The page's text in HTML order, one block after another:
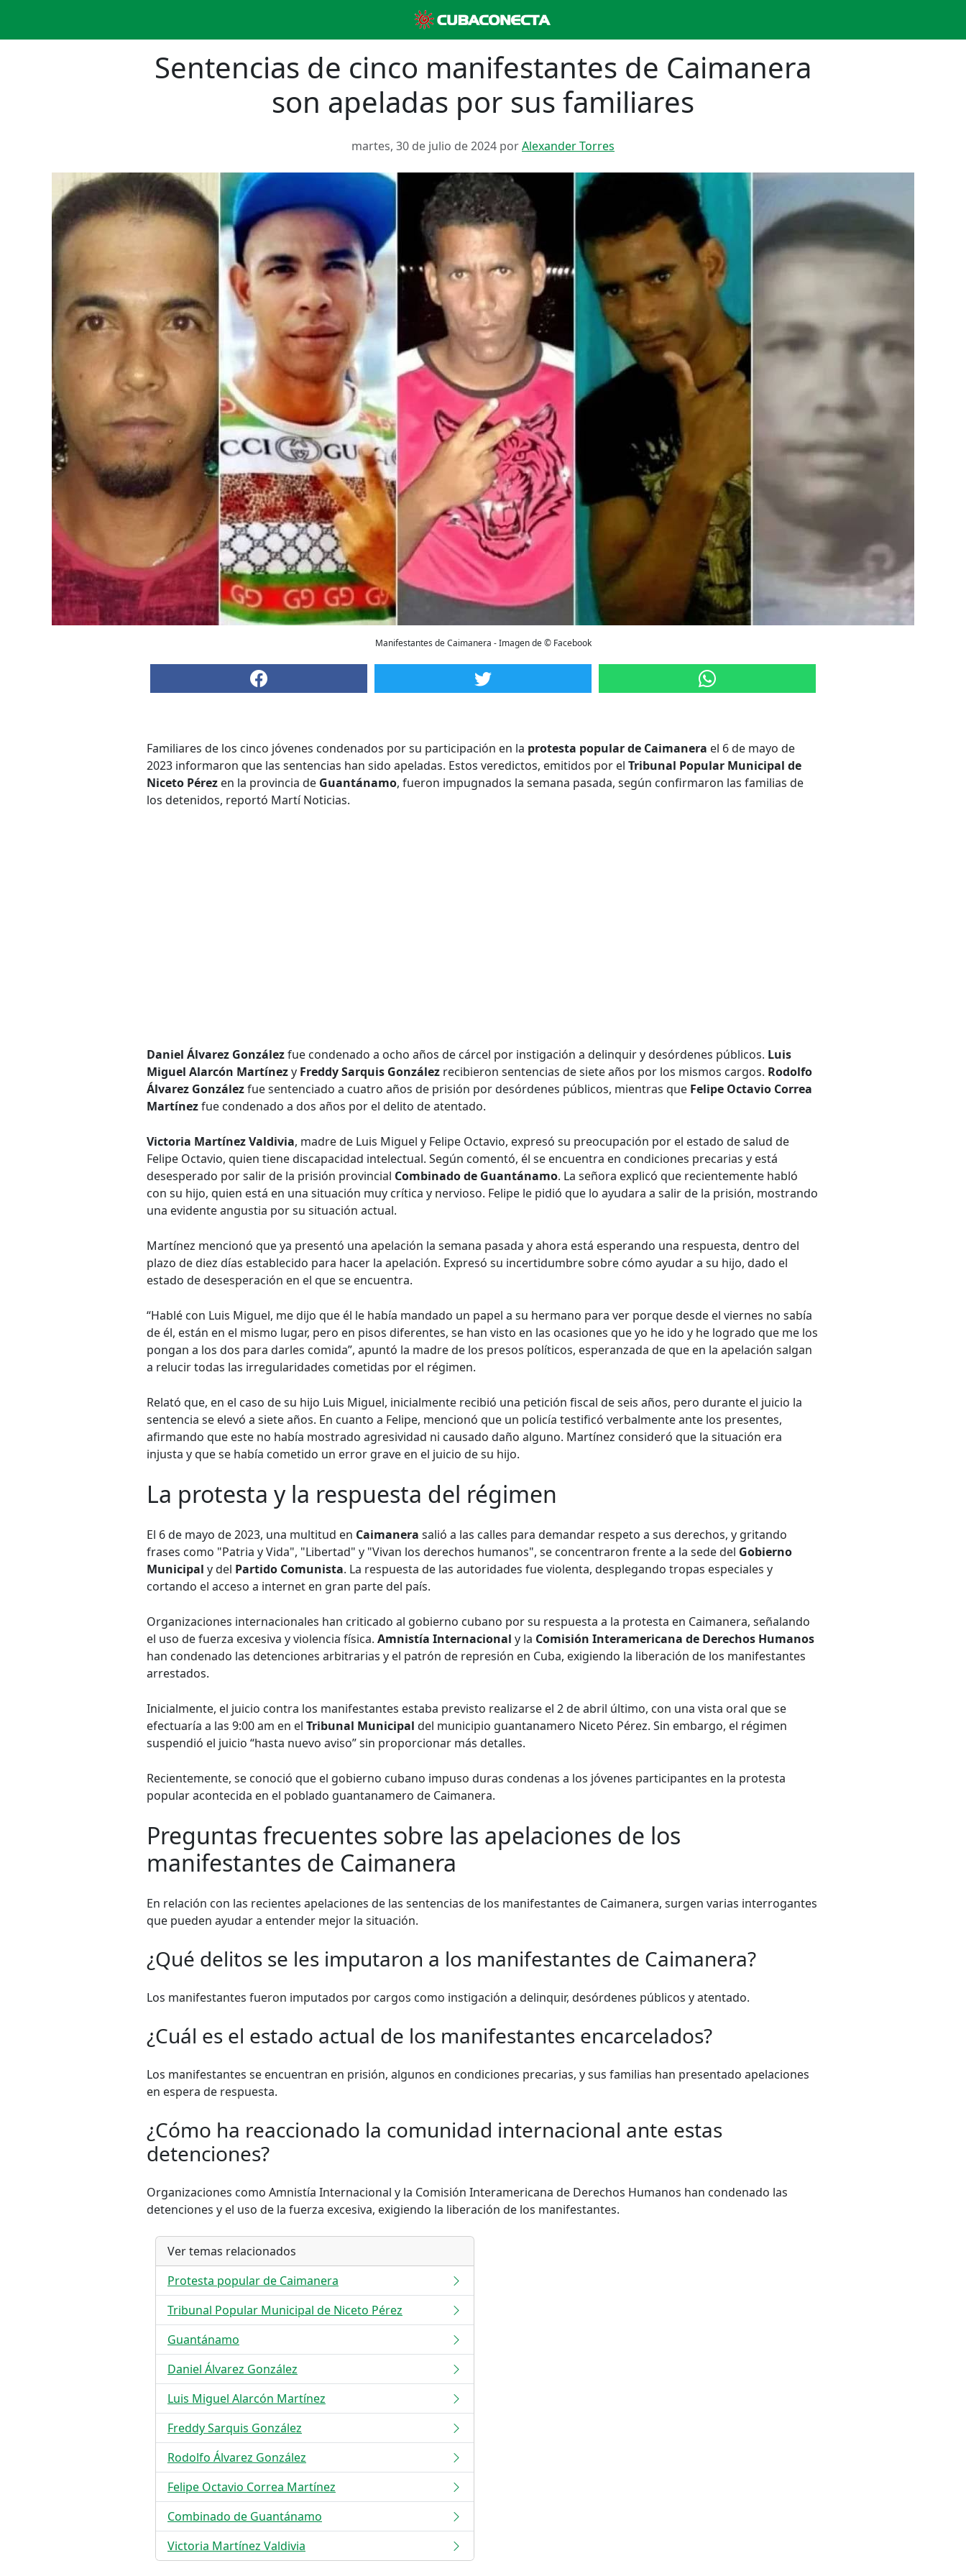
Sentencias de cinco manifestantes de Caimanera
son apeladas por sus familiares
martes, 30 de julio de 2024 porAlexander Torres
Manifestantes de Caimanera - Imagen de © Facebook
Familiares de los cinco jóvenes condenados por su participación en la protesta popular de Caimanera el 6 de mayo de
2023 informaron que las sentencias han sido apeladas. Estos veredictos, emitidos por el Tribunal Popular Municipal de
Niceto Pérez en la provincia de Guantánamo, fueron impugnados la semana pasada, según confirmaron las familias de
los detenidos, reportó Martí Noticias.
Daniel Álvarez Gonzálezfue condenado a ocho años de cárcel por instigación a delinquir y desórdenes públicos. Luis
Miguel Alarcón Martínezy Freddy Sarquis González recibieron sentencias de siete años por los mismos cargos. Rodolfo
Álvarez Gonzálezfue sentenciado a cuatro años de prisión por desórdenes públicos, mientras que Felipe Octavio Correa
Martínezfue condenado a dos años por el delito de atentado.
Victoria Martínez Valdivia, madre de Luis Miguel y Felipe Octavio, expresó su preocupación por el estado de salud de
Felipe Octavio, quien tiene discapacidad intelectual. Según comentó, él se encuentra en condiciones precarias y está
desesperado por salir de la prisión provincial Combinado de Guantánamo. La señora explicó que recientemente habló
con su hijo, quien está en una situación muy crítica y nervioso. Felipe le pidió que lo ayudara a salir de la prisión, mostrando
una evidente angustia por su situación actual.
Martínez mencionó que ya presentó una apelación la semana pasada y ahora está esperando una respuesta, dentro del
plazo de diez días establecido para hacer la apelación. Expresó su incertidumbre sobre cómo ayudar a su hijo, dado el
estado de desesperación en el que se encuentra.
“Hablé con Luis Miguel, me dijo que él le había mandado un papel a su hermano para ver porque desde el viernes no sabía
de él, están en el mismo lugar, pero en pisos diferentes, se han visto en las ocasiones que yo he ido y he logrado que me los
pongan a los dos para darles comida”, apuntó la madre de los presos políticos, esperanzada de que en la apelación salgan
a relucir todas las irregularidades cometidas por el régimen.
Relató que, en el caso de su hijo Luis Miguel, inicialmente recibió una petición fiscal de seis años, pero durante el juicio la
sentencia se elevó a siete años. En cuanto a Felipe, mencionó que un policía testificó verbalmente ante los presentes,
afirmando que este no había mostrado agresividad ni causado daño alguno. Martínez consideró que la situación era
injusta y que se había cometido un error grave en el juicio de su hijo.
La protesta y la respuesta del régimen
El 6 de mayo de 2023, una multitud en Caimanera salió a las calles para demandar respeto a sus derechos, y gritando
frases como "Patria y Vida", "Libertad" y "Vivan los derechos humanos", se concentraron frente a la sede del Gobierno
Municipal y del Partido Comunista. La respuesta de las autoridades fue violenta, desplegando tropas especiales y
cortando el acceso a internet en gran parte del país.
Organizaciones internacionales han criticado al gobierno cubano por su respuesta a la protesta en Caimanera, señalando
el uso de fuerza excesiva y violencia física. Amnistía Internacional y la Comisión Interamericana de Derechos Humanos
han condenado las detenciones arbitrarias y el patrón de represión en Cuba, exigiendo la liberación de los manifestantes
arrestados.
Inicialmente, el juicio contra los manifestantes estaba previsto realizarse el 2 de abril último, con una vista oral que se
efectuaría a las 9:00 am en el Tribunal Municipal del municipio guantanamero Niceto Pérez. Sin embargo, el régimen
suspendió el juicio “hasta nuevo aviso” sin proporcionar más detalles.
Recientemente, se conoció que el gobierno cubano impuso duras condenas a los jóvenes participantes en la protesta
popular acontecida en el poblado guantanamero de Caimanera.
Preguntas frecuentes sobre las apelaciones de los
manifestantes de Caimanera
En relación con las recientes apelaciones de las sentencias de los manifestantes de Caimanera, surgen varias interrogantes
que pueden ayudar a entender mejor la situación.
¿Qué delitos se les imputaron a los manifestantes de Caimanera?
Los manifestantes fueron imputados por cargos como instigación a delinquir, desórdenes públicos y atentado.
¿Cuál es el estado actual de los manifestantes encarcelados?
Los manifestantes se encuentran en prisión, algunos en condiciones precarias, y sus familias han presentado apelaciones
en espera de respuesta.
¿Cómo ha reaccionado la comunidad internacional ante estas
detenciones?
Organizaciones como Amnistía Internacional y la Comisión Interamericana de Derechos Humanos han condenado las
detenciones y el uso de la fuerza excesiva, exigiendo la liberación de los manifestantes.
Ver temas relacionados
Protesta popular de Caimanera
Tribunal Popular Municipal de Niceto Pérez
Guantánamo
Daniel Álvarez González
Luis Miguel Alarcón Martínez
Freddy Sarquis González
Rodolfo Álvarez González
Felipe Octavio Correa Martínez
Combinado de Guantánamo
Victoria Martínez Valdivia